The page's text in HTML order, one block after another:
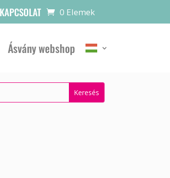
KAPCSOLAT 0 Elemek
Ásvány webshop